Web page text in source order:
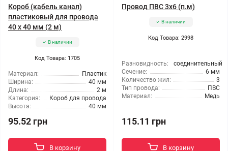
Короб (кабель канал)
пластиковый для провода
40 х 40 мм (2 м)
В наличии
Код Товара: 1705
Материал:
Пластик
Ширина:
40 мм
Длина:
2 м
Категория:
Короб для провода
Высота:
40 мм
95.52 грн
В корзину
Провод ПВС 3x6 (п.м)
В наличии
Код Товара: 2998
Разновидность:
соединительный
Сечение:
6 мм
Количество жил:
3
Тип провода:
ПВС
Материал:
Медь
115.11 грн
В корзину